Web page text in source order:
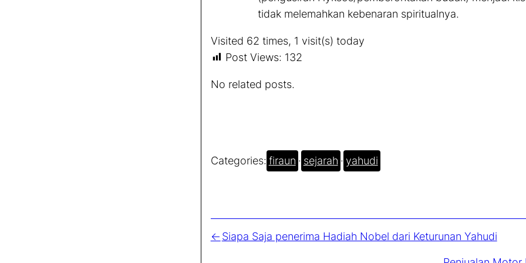
tidak melemahkan kebenaran spiritualnya.
Visited 62 times, 1 visit(s) today
Post Views: 132
No related posts.
Categories: firaun · sejarah · yahudi
Siapa Saja penerima Hadiah Nobel dari Keturunan Yahudi